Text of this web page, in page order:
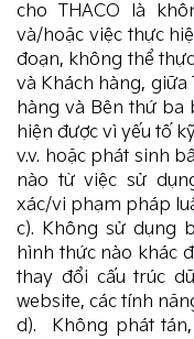
cho THACO là
và/hoặc việc thực
đoạn, không thể
và Khách hàng, giữa
hàng và Bên thứ ba
hiện được vì yếu tố
v.v. hoặc phát sinh
nào từ việc sử
xác/vi phạm pháp
c). Không sử dụng
hình thức nào khác
thay đổi cấu trúc
website, các tính
d). Không phát